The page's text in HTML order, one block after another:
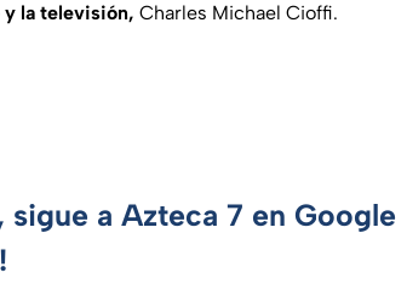
la televisión, Charles Michael Cioffi.
a Azteca 7 en Google